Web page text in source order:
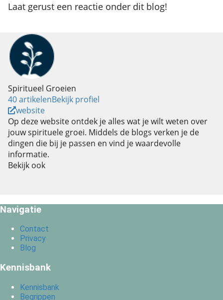
Laat gerust een reactie onder dit blog!
Spiritueel Groeien
40 artikelenBekijk profiel
website
Op deze website ontdek je alles wat je wilt weten over
jouw spirituele groei. Middels de blogs verken je de
dingen die bij je passen en vind je waardevolle
informatie.
Bekijk ook
Navigatie
Contact
Privacy
Blog
Kennisbank
Kennisbank
Begrippen